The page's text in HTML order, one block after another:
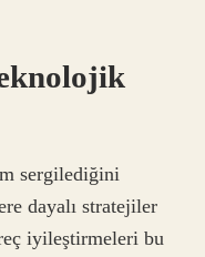
sergilediğini
dayalı stratejiler
iyileştirmeleri bu